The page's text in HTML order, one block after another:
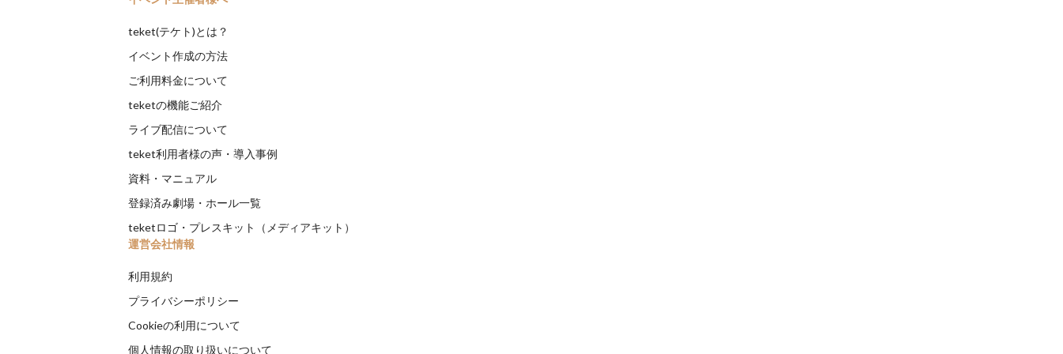
teket(テケト)とは？
イベント作成の方法
ご利用料金について
teketの機能ご紹介
ライブ配信について
teket利用者様の声・導入事例
資料・マニュアル
登録済み劇場・ホール一覧
teketロゴ・プレスキット（メディアキット）
運営会社情報
利用規約
プライバシーポリシー
Cookieの利用について
個人情報の取り扱いについて